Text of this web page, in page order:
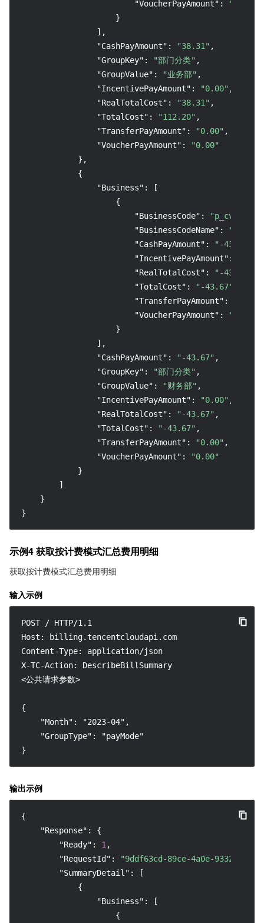
"VoucherPayAmount" :
"0.00"
}
] ,
"CashPayAmount" : "38.31" ,
"GroupKey" : "部门分类" ,
"GroupValue" : "业务部" ,
"IncentivePayAmount" : "0.00" ,
"RealTotalCost" : "38.31" ,
"TotalCost" : "112.20" ,
"TransferPayAmount" : "0.00" ,
"VoucherPayAmount" :
"0.00"
} ,
{
"Business" :
[
{
"BusinessCode" : "p_cvm"
"BusinessCodeName" :
"云服务
"CashPayAmount" : "-43.67"
"IncentivePayAmount" :
"RealTotalCost" : "-43.67"
"TotalCost" : "-43.67"
"TransferPayAmount" :
"VoucherPayAmount" :
"0.00"
}
] ,
"CashPayAmount" : "-43.67" ,
"GroupKey" : "部门分类" ,
"GroupValue" : "财务部" ,
"IncentivePayAmount" : "0.00" ,
"RealTotalCost" : "-43.67" ,
"TotalCost" : "-43.67" ,
"TransferPayAmount" : "0.00" ,
"VoucherPayAmount" :
"0.00"
}
]
}
}
示例4 获取按计费模式汇总费用明细
获取按计费模式汇总费用明细
输入示例
POST / HTTP/1.1
Host: billing.tencentcloudapi.com
Content-Type: application/json
X-TC-Action: DescribeBillSummary
<公共请求参数>
{
    "Month": "2023-04",
    "GroupType": "payMode"
}
输出示例
{
"Response" :
{
"Ready" : 1 ,
"RequestId" :
"9ddf63cd-89ce-4a0e-9332-
"SummaryDetail" :
[
{
"Business" :
[
{